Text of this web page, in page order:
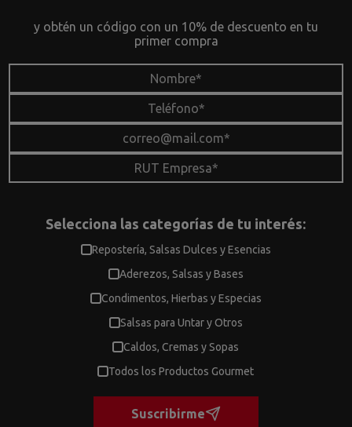
y obtén un código con un 10% de descuento en tu
primer compra
Selecciona las categorías de tu interés:
Repostería, Salsas Dulces y Esencias
Aderezos, Salsas y Bases
Condimentos, Hierbas y Especias
Salsas para Untar y Otros
Caldos, Cremas y Sopas
Todos los Productos Gourmet
Suscribirme